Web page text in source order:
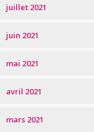
juillet 2021
juin 2021
mai 2021
avril 2021
mars 2021